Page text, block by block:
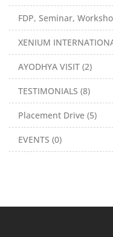
FDP, Seminar,
XENIUM
AYODHYA VISIT (2)
TESTIMONIALS (8)
Placement Drive (5)
EVENTS (0)